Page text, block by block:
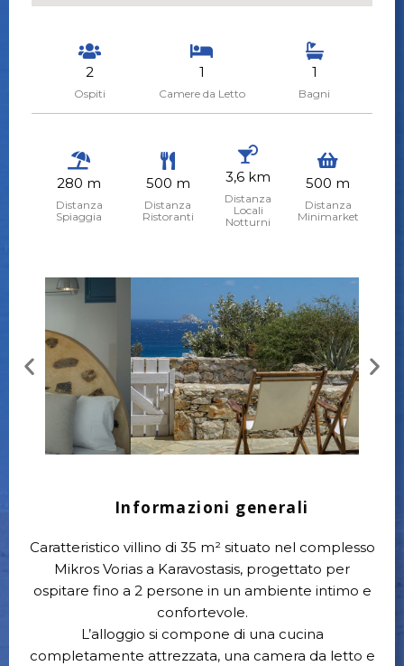
2
Ospiti
1
Camere da Letto
1
Bagni
280 m
Distanza
Spiaggia
500 m
Distanza
Ristoranti
3,6 km
Distanza
Locali
Notturni
500 m
Distanza
Minimarket
Informazioni generali
Caratteristico villino di 35 m² situato nel complesso
Mikros Vorias a Karavostasis, progettato per
ospitare fino a 2 persone in un ambiente intimo e
confortevole.
L’alloggio si compone di una cucina
completamente attrezzata, una camera da letto e